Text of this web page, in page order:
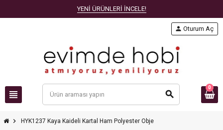
YENİ ÜRÜNLERİ İNCELE!
view_headline search
person Oturum Aç
0
chevron_right HYK1237 Kaya Kaideli Kartal Ham Polyester Obje